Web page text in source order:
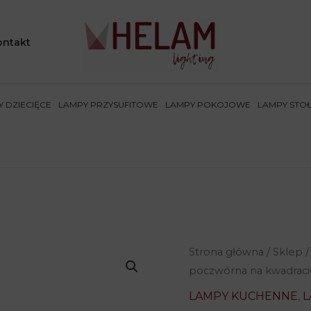
DZIECIĘCE LAMPY PRZYSUFITOWE LAMPY POKOJOWE LAMPY
Strona główna / Sklep
poczwórna na
LAMPY KUCHENNE,